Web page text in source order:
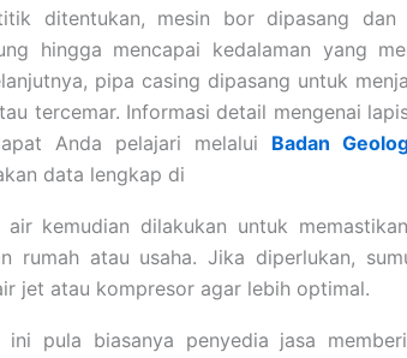
ditentukan, mesin bor dipasang dan
hingga mencapai kedalaman yang
pipa casing dipasang untuk
tercemar. Informasi detail mengenai
Anda pelajari melalui Badan
data lengkap di
kemudian dilakukan untuk
rumah atau usaha. Jika diperlukan,
jet atau kompresor agar lebih optimal.
ini pula biasanya penyedia jasa